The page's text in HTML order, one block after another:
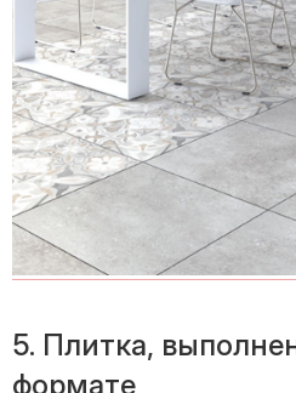
5. Плитка,
формате